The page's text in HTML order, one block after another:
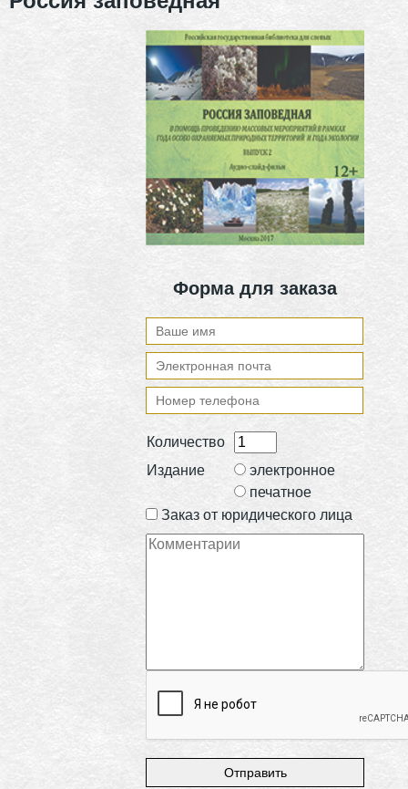
Форма для заказа
Количество
Издание
электронное
печатное
Заказ от юридического лица